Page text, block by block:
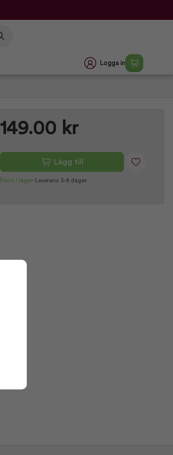
Logga in
149.00 kr
Lägg till
Finns i lager- Leverans 3-8 dagar